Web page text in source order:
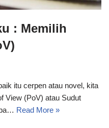
: Memilih
itu cerpen atau novel, kita
View (PoV) atau Sudut
Read More »